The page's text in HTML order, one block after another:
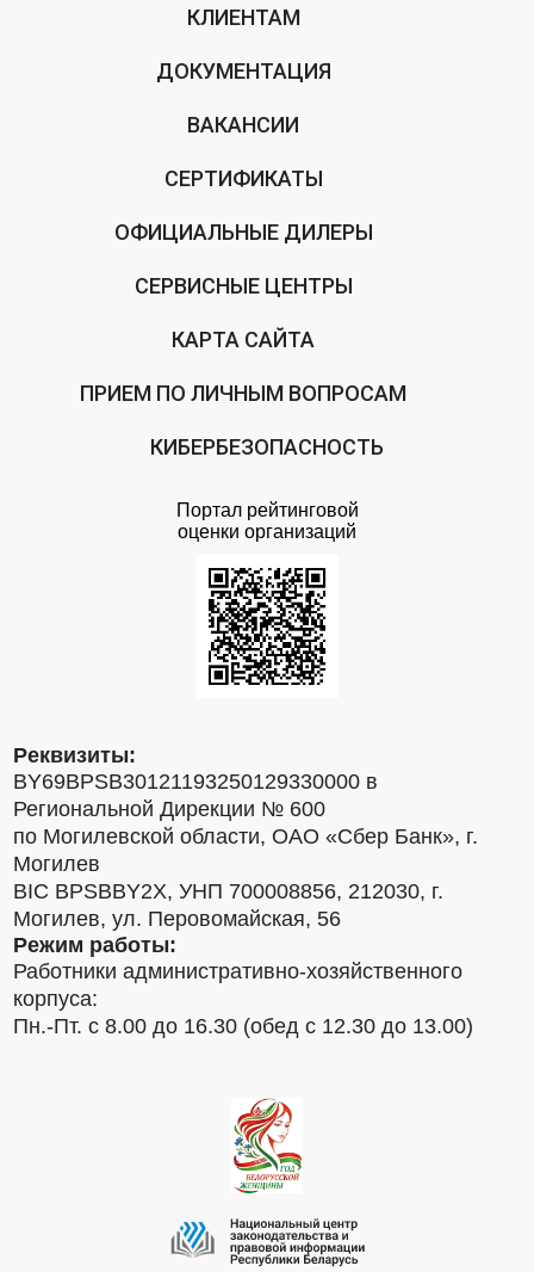
КЛИЕНТАМ
ДОКУМЕНТАЦИЯ
ВАКАНСИИ
СЕРТИФИКАТЫ
ОФИЦИАЛЬНЫЕ ДИЛЕРЫ
СЕРВИСНЫЕ ЦЕНТРЫ
КАРТА САЙТА
ПРИЕМ ПО ЛИЧНЫМ ВОПРОСАМ
КИБЕРБЕЗОПАСНОСТЬ
Портал рейтинговой
оценки организаций
Реквизиты:
BY69BPSB30121193250129330000 в
Региональной Дирекции № 600
по Могилевской области, ОАО «Сбер Банк», г.
Могилев
BIC BPSBBY2X, УНП 700008856, 212030, г.
Могилев, ул. Перовомайская, 56
Режим работы:
Работники административно-хозяйственного
корпуса:
Пн.-Пт. с 8.00 до 16.30 (обед с 12.30 до 13.00)